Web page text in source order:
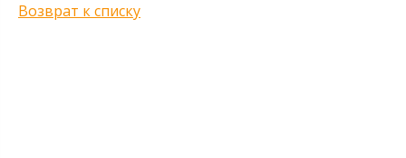
Возврат к списку